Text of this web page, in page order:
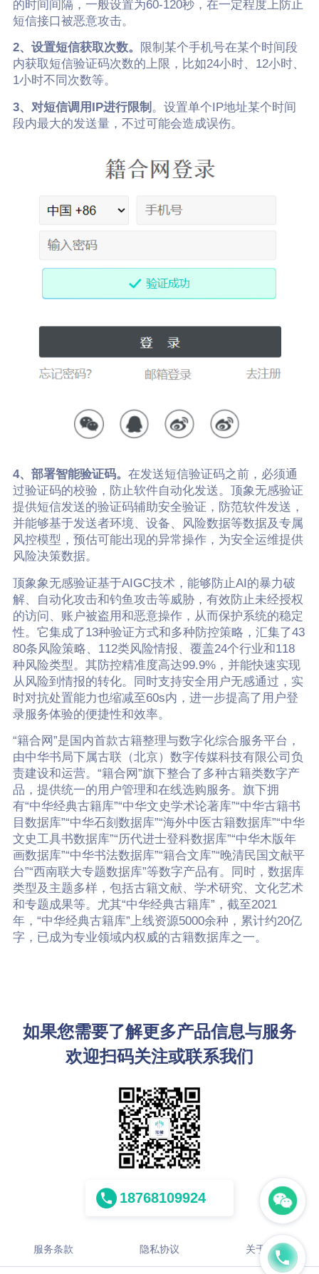
的时间间隔，一般设置为60-120秒，在一定程度上防止
短信接口被恶意攻击。
2、设置短信获取次数。
限制某个手机号在某个时间段
内获取短信验证码次数的上限，比如24小时、12小时、
1小时不同次数等。
3、对短信调用IP进行限制 。设置单个IP地址某个时间
段内最大的发送量，不过可能会造成误伤。
4、部署智能验证码。 在发送短信验证码之前，必须通
过验证码的校验，防止软件自动化发送。顶象无感验证
提供短信发送的验证码辅助安全验证，防范软件发送，
并能够基于发送者环境、设备、风险数据等数据及专属
风控模型，预估可能出现的异常操作，为安全运维提供
风险决策数据。
顶象象无感验证基于AIGC技术，能够防止AI的暴力破
解、自动化攻击和钓鱼攻击等威胁，有效防止未经授权
的访问、账户被盗用和恶意操作，从而保护系统的稳定
性。它集成了13种验证方式和多种防控策略，汇集了43
80条风险策略、112类风险情报、覆盖24个行业和118
种风险类型。其防控精准度高达99.9%，并能快速实现
从风险到情报的转化。同时支持安全用户无感通过，实
时对抗处置能力也缩减至60s内，进一步提高了用户登
录服务体验的便捷性和效率。
“籍合网”是国内首款古籍整理与数字化综合服务平台，
由中华书局下属古联（北京）数字传媒科技有限公司负
责建设和运营。“籍合网”旗下整合了多种古籍类数字产
品，提供统一的用户管理和在线选购服务。旗下拥
有“中华经典古籍库”“中华文史学术论著库”“中华古籍书
目数据库”“中华石刻数据库”“海外中医古籍数据库”“中华
文史工具书数据库”“历代进士登科数据库”“中华木版年
画数据库”“中华书法数据库”“籍合文库”“晚清民国文献平
台”“西南联大专题数据库”等数字产品有。同时，数据库
类型及主题多样，包括古籍文献、学术研究、文化艺术
和专题成果等。尤其“中华经典古籍库”，截至2021
年，“中华经典古籍库”上线资源5000余种，累计约20亿
字，已成为专业领域内权威的古籍数据库之一。
如果您需要了解更多产品信息与服务
欢迎扫码关注或联系我们
18768109924
服务条款 隐私协议 关于顶象